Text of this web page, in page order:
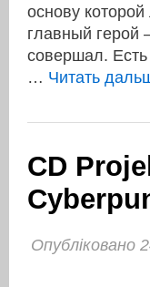
основу
главный герой
совершал.
… Читать
CD
Опубліковано